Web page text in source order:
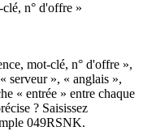
n° d'offre »
mot-clé, n° d'offre »,
serveur », « anglais »,
« entrée » entre chaque
? Saisissez
049RSNK.